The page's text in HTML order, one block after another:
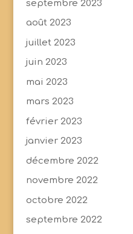
septembre 2023
août 2023
juillet 2023
juin 2023
mai 2023
mars 2023
février 2023
janvier 2023
décembre 2022
novembre 2022
octobre 2022
septembre 2022